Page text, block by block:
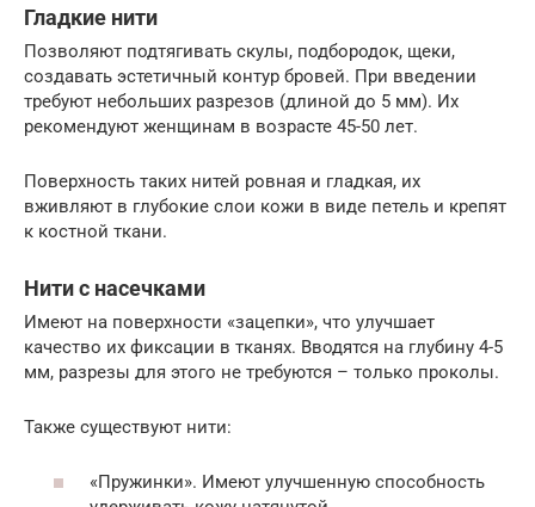
Гладкие нити
Позволяют подтягивать скулы, подбородок, щеки,
создавать эстетичный контур бровей. При введении
требуют небольших разрезов (длиной до 5 мм). Их
рекомендуют женщинам в возрасте 45-50 лет.
Поверхность таких нитей ровная и гладкая, их
вживляют в глубокие слои кожи в виде петель и крепят
к костной ткани.
Нити с насечками
Имеют на поверхности «зацепки», что улучшает
качество их фиксации в тканях. Вводятся на глубину 4-5
мм, разрезы для этого не требуются – только проколы.
Также существуют нити:
«Пружинки». Имеют улучшенную способность